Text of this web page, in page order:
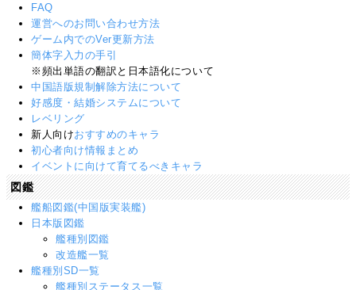
FAQ
運営へのお問い合わせ方法
ゲーム内でのVer更新方法
簡体字入力の手引
※頻出単語の翻訳と日本語化について
中国語版規制解除方法について
好感度・結婚システムについて
レベリング
新人向けおすすめのキャラ
初心者向け情報まとめ
イベントに向けて育てるべきキャラ
図鑑
艦船図鑑(中国版実装艦)
日本版図鑑
艦種別図鑑
改造艦一覧
艦種別SD一覧
艦種別ステータス一覧